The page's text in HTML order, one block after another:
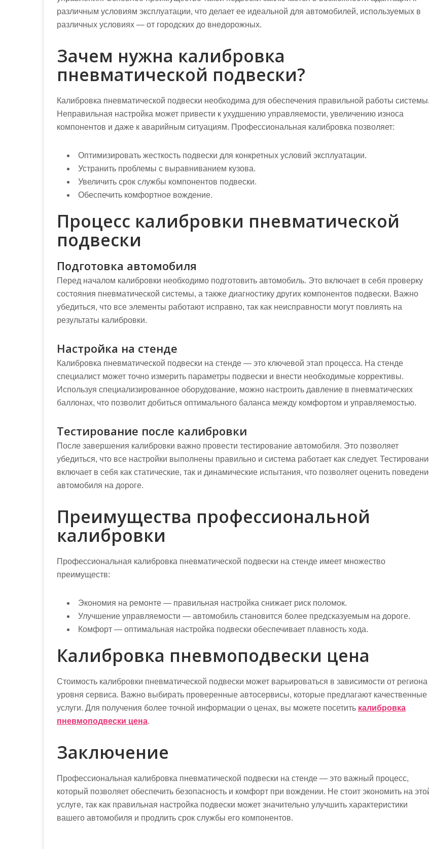
различным условиям эксплуатации, что делает ее идеальной для автомобилей, используемых в
различных условиях — от городских до внедорожных.
Зачем нужна калибровка
пневматической подвески?
Калибровка пневматической подвески необходима для обеспечения правильной работы системы.
Неправильная настройка может привести к ухудшению управляемости, увеличению износа
компонентов и даже к аварийным ситуациям. Профессиональная калибровка позволяет:
Оптимизировать жесткость подвески для конкретных условий эксплуатации.
Устранить проблемы с выравниванием кузова.
Увеличить срок службы компонентов подвески.
Обеспечить комфортное вождение.
Процесс калибровки пневматической
подвески
Подготовка автомобиля
Перед началом калибровки необходимо подготовить автомобиль. Это включает в себя проверку
состояния пневматической системы, а также диагностику других компонентов подвески. Важно
убедиться, что все элементы работают исправно, так как неисправности могут повлиять на
результаты калибровки.
Настройка на стенде
Калибровка пневматической подвески на стенде — это ключевой этап процесса. На стенде
специалист может точно измерить параметры подвески и внести необходимые коррективы.
Используя специализированное оборудование, можно настроить давление в пневматических
баллонах, что позволит добиться оптимального баланса между комфортом и управляемостью.
Тестирование после калибровки
После завершения калибровки важно провести тестирование автомобиля. Это позволяет
убедиться, что все настройки выполнены правильно и система работает как следует.
включает в себя как статические, так и динамические испытания, что позволяет оценить
автомобиля на дороге.
Преимущества профессиональной
калибровки
Профессиональная калибровка пневматической подвески на стенде имеет множество
преимуществ:
Экономия на ремонте — правильная настройка снижает риск поломок.
Улучшение управляемости — автомобиль становится более предсказуемым на дороге.
Комфорт — оптимальная настройка подвески обеспечивает плавность хода.
Калибровка пневмоподвески цена
Стоимость калибровки пневматической подвески может варьироваться в зависимости от региона
уровня сервиса. Важно выбирать проверенные автосервисы, которые предлагают качественные
услуги. Для получения более точной информации о ценах, вы можете посетить калибровка
пневмоподвески цена.
Заключение
Профессиональная калибровка пневматической подвески на стенде — это важный процесс,
который позволяет обеспечить безопасность и комфорт при вождении. Не стоит экономить на
услуге, так как правильная настройка подвески может значительно улучшить характеристики
вашего автомобиля и продлить срок службы его компонентов.